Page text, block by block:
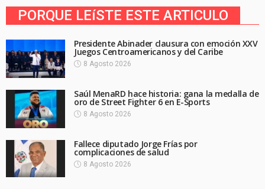
PORQUE LEíSTE ESTE ARTICULO
Presidente Abinader clausura con emoción XXV
Juegos Centroamericanos y del Caribe
8 Agosto 2026
Saúl MenaRD hace historia: gana la medalla de
oro de Street Fighter 6 en E-Sports
8 Agosto 2026
Fallece diputado Jorge Frías por
complicaciones de salud
8 Agosto 2026